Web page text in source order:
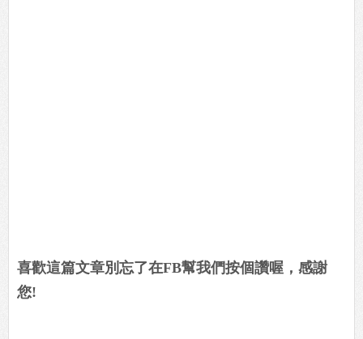
喜歡這篇文章別忘了在FB幫我們按個讚喔，感謝
您!